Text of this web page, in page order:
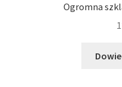
Ogromna